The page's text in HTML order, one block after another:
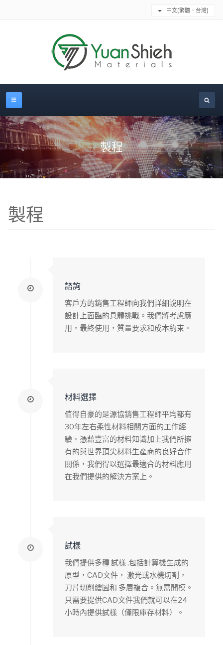
中文(繁體．台灣)
製程
製程
諮詢
客戶方的銷售工程師向我們詳細說明在
設計上面臨的具體挑戰。我們將考慮應
用，最終使用，質量要求和成本約束。
材料選擇
值得自豪的是源協銷售工程師平均都有
30年左右柔性材料相關方面的工作經
驗。憑藉豐富的材料知識加上我們所擁
有的與世界頂尖材料生產商的良好合作
關係，我們得以選擇最適合的材料應用
在我們提供的解決方案上。
試樣
我們提供多種 試樣 ,包括計算機生成的
原型，CAD文件， 激光或水機切割，
刀片切削繪圖和 多層複合。無需開模。
只需要提供CAD文件我們就可以在24
小時內提供試樣（僅限庫存材料）。